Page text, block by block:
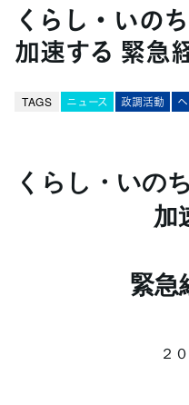
くらし・いの
加速する 緊急
TAGS ニュース 政調活動
くらし・いの
加
緊急
２